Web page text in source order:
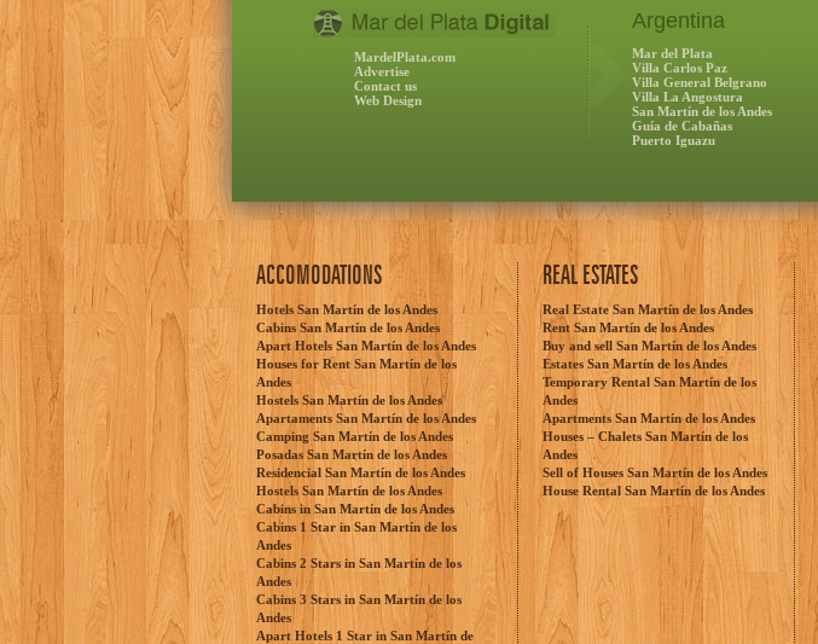
MardelPlata.com
Advertise
Contact us
Web Design
Argentina
Mar del Plata
Villa Carlos Paz
Villa General Belgrano
Villa La Angostura
San Martín de los Andes
Guía de Cabañas
Puerto Iguazu
ACCOMODATIONS
Hotels San Martín de los Andes
Cabins San Martín de los Andes
Apart Hotels San Martín de los Andes
Houses for Rent San Martín de los
Andes
Hostels San Martín de los Andes
Apartaments San Martín de los Andes
Camping San Martín de los Andes
Posadas San Martín de los Andes
Residencial San Martín de los Andes
Hostels San Martín de los Andes
Cabins in San Martín de los Andes
Cabins 1 Star in San Martín de los
Andes
Cabins 2 Stars in San Martín de los
Andes
Cabins 3 Stars in San Martín de los
Andes
Apart Hotels 1 Star in San Martín de
REAL ESTATES
Real Estate San Martín de los Andes
Rent San Martín de los Andes
Buy and sell San Martín de los Andes
Estates San Martín de los Andes
Temporary Rental San Martín de los
Andes
Apartments San Martín de los Andes
Houses – Chalets San Martín de los
Andes
Sell of Houses San Martín de los Andes
House Rental San Martín de los Andes